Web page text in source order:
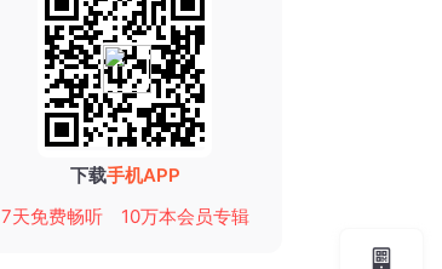
下载手机APP
7天免费畅听
10万本会员专辑